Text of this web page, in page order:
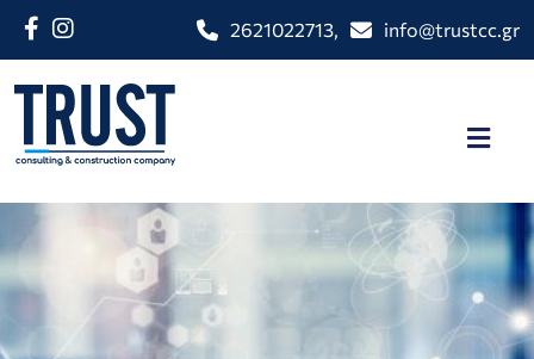
2621022713, info@trustcc.gr